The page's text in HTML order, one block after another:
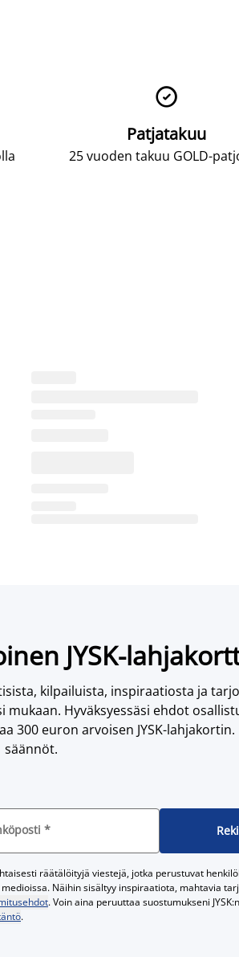

Patjatakuu
25 vuoden takuu GOLD-
JYSK-
kilpailuista, inspiraatiosta ja
Hyväksyessäsi ehdot
300 euron arvoisen JYSK-
säännöt.
*
räätälöityjä viestejä, jotka perustuvat
Näihin sisältyy inspiraatiota, mahtavia
. Voin aina peruuttaa suostumukseni
.